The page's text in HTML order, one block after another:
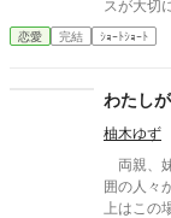
自分の望みを言葉にし
い。 夫の契約違反が公の場で明らかになる時、飾りと呼ばれた妻
スが大切
心が折れ
の薬草知
は、初め
一方で
も暴かれて――。 我慢をやめた傷心
れ、自分
恋愛 完結 ｼｮｰﾄｼｮｰﾄ
わたし
柚木ゆず
両親、
囲の人々
上はこの